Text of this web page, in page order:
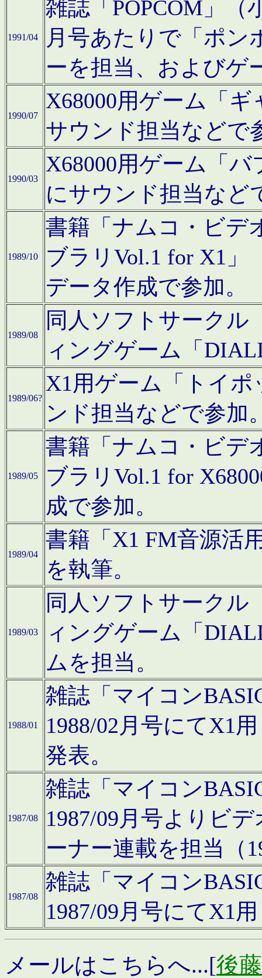
1991/04
雑誌「POPCOM」（
月号あたりで「ポン
ーを担当、およびゲ
1990/07
X68000用ゲーム「
サウンド担当などで
1990/03
X68000用ゲーム「
にサウンド担当など
1989/10
書籍「ナムコ・ビデ
ブラリVol.1 for X1」
データ作成で参加。
1989/08
同人ソフトサークル
ィングゲーム「
1989/06?
X1用ゲーム「トイ
ンド担当などで参加
1989/05
書籍「ナムコ・ビデ
ブラリVol.1 for
成で参加。
1989/04
書籍「X1 FM音源活
を執筆。
1989/03
同人ソフトサークル
ィングゲーム「
ムを担当。
1988/01
雑誌「マイコン
1988/02月号にてX1
発表。
1987/08
雑誌「マイコン
1987/09月号よりビ
ーナー連載を担当（
1987/08
雑誌「マイコン
1987/09月号にてX1
メールはこちらへ...[後